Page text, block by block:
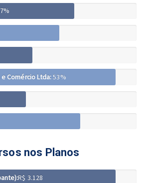
e Comércio Ltda:53%
nos Planos
R$ 3.128